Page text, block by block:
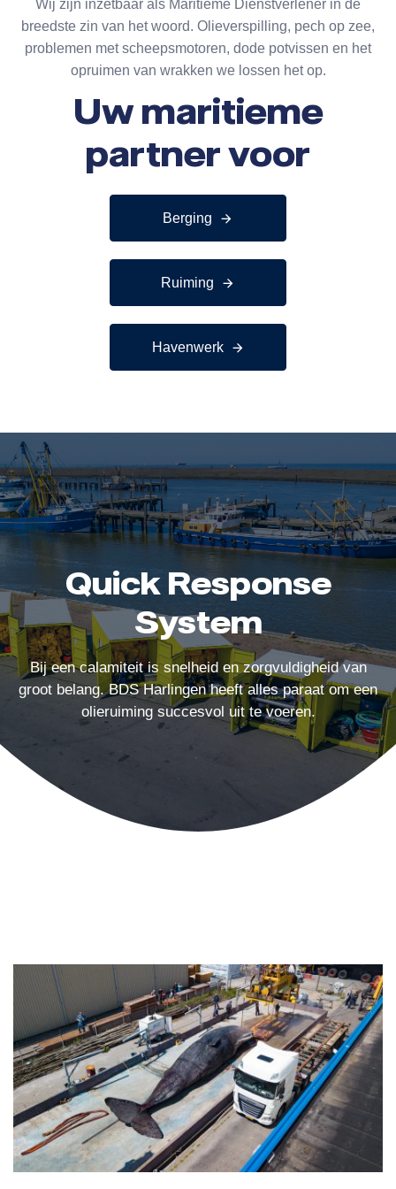
Wij zijn inzetbaar als Maritieme Dienstverlener in de
breedste zin van het woord. Olieverspilling, pech op zee,
problemen met scheepsmotoren, dode potvissen en het
opruimen van wrakken we lossen het op.
Uw maritieme
partner voor
Berging
Ruiming
Havenwerk
Quick Response
System
Bij een calamiteit is snelheid en zorgvuldigheid van
groot belang. BDS Harlingen heeft alles paraat om een
olieruiming succesvol uit te voeren.